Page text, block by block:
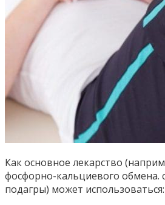
Как основное лекарство
фосфорно-кальциевого обмена.
подагры) может использоваться: